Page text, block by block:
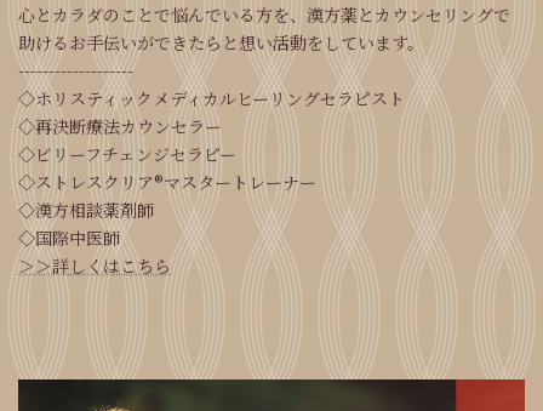
心とカラダのことで悩んでいる方を、漢方薬とカウンセリングで
助けるお手伝いができたらと想い活動をしています。
-------------------
◇ホリスティックメディカルヒーリングセラピスト
◇再決断療法カウンセラー
◇ビリーフチェンジセラピー
◇ストレスクリア®マスタートレーナー
◇漢方相談薬剤師
◇国際中医師
＞＞詳しくはこちら